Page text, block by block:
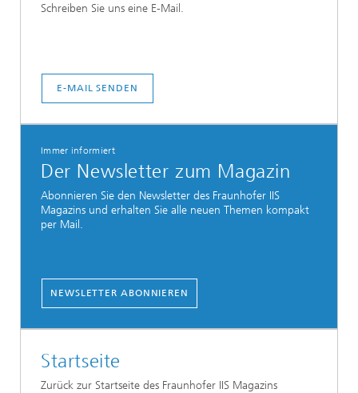
Schreiben Sie uns eine E-Mail.
E-MAIL SENDEN
Immer informiert
Der Newsletter zum Magazin
Abonnieren Sie den Newsletter des Fraunhofer IIS
Magazins und erhalten Sie alle neuen Themen kompakt
per Mail.
NEWSLETTER ABONNIEREN
Startseite
Zurück zur Startseite des Fraunhofer IIS Magazins